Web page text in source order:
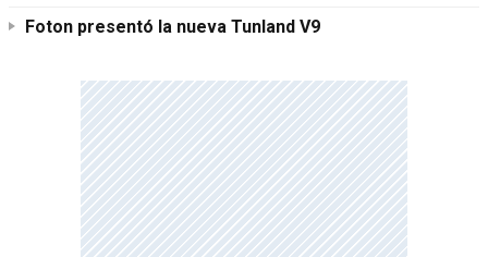
Foton presentó la nueva Tunland V9